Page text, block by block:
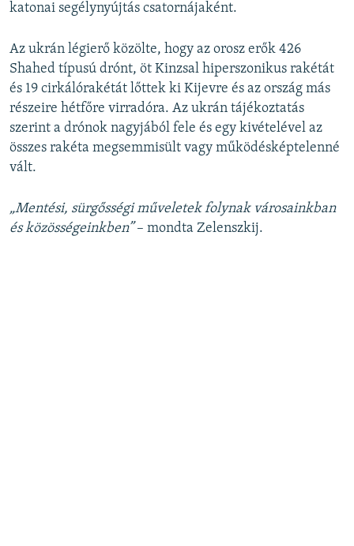
katonai segélynyújtás csatornájaként.
Az ukrán légierő közölte, hogy az orosz erők 426
Shahed típusú drónt, öt Kinzsal hiperszonikus rakétát
és 19 cirkálórakétát lőttek ki Kijevre és az ország más
részeire hétfőre virradóra. Az ukrán tájékoztatás
szerint a drónok nagyjából fele és egy kivételével az
összes rakéta megsemmisült vagy működésképtelenné
vált.
„Mentési, sürgősségi műveletek folynak városainkban
és közösségeinkben” – mondta Zelenszkij.